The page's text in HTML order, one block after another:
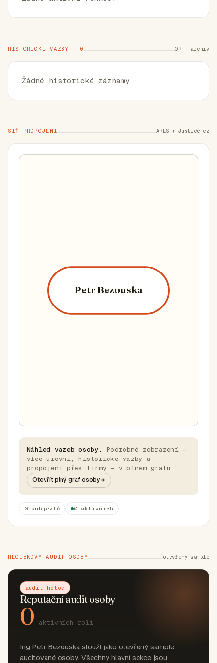
HISTORICKÉ VAZBY · 0 OR · archiv
Žádné historické záznamy.
SÍŤ PROPOJENÍ ARES + Justice.cz
Petr Bezouska
Náhled vazeb osoby.
Podrobné zobrazení —
více úrovní, historické vazby a
propojení přes firmy — v plném grafu.
Otevřít plný graf osoby
0 subjektů 0 aktivních
HLOUBKOVÝ AUDIT OSOBY otevřený sample
audit hotov
Reputační audit osoby
0 aktivních rolí
Ing Petr Bezouska slouží jako otevřený sample
auditované osoby. Všechny hlavní sekce jsou